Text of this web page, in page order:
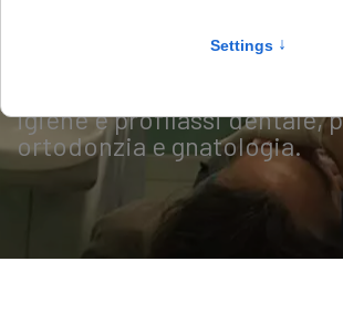
conservativa,
igiene e profilassi dentale,
ortodonzia e gnatologia.